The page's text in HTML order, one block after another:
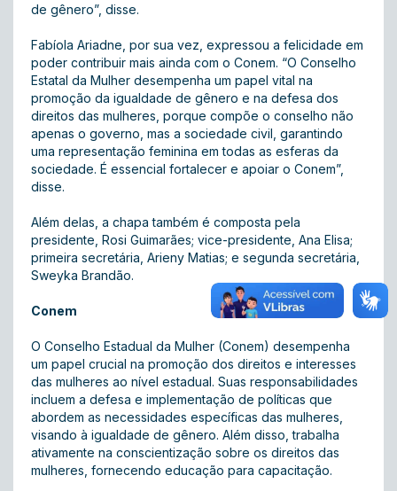
de gênero”, disse.
Fabíola Ariadne, por sua vez, expressou a felicidade em
poder contribuir mais ainda com o Conem. “O Conselho
Estatal da Mulher desempenha um papel vital na
promoção da igualdade de gênero e na defesa dos
direitos das mulheres, porque compõe o conselho não
apenas o governo, mas a sociedade civil, garantindo
uma representação feminina em todas as esferas da
sociedade. É essencial fortalecer e apoiar o Conem”,
disse.
Além delas, a chapa também é composta pela
presidente, Rosi Guimarães; vice-presidente, Ana Elisa;
primeira secretária, Arieny Matias; e segunda secretária,
Sweyka Brandão.
Conem
O Conselho Estadual da Mulher (Conem) desempenha
um papel crucial na promoção dos direitos e interesses
das mulheres ao nível estadual. Suas responsabilidades
incluem a defesa e implementação de políticas que
abordem as necessidades específicas das mulheres,
visando à igualdade de gênero. Além disso, trabalha
ativamente na conscientização sobre os direitos das
mulheres, fornecendo educação para capacitação.